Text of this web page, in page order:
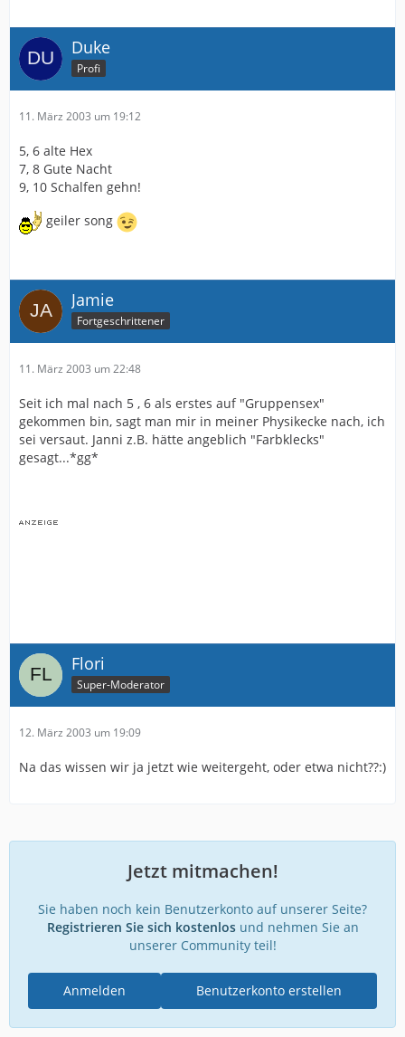
Duke
Profi
11. März 2003 um 19:12
5, 6 alte Hex
7, 8 Gute Nacht
9, 10 Schalfen gehn!
geiler song
Jamie
Fortgeschrittener
11. März 2003 um 22:48
Seit ich mal nach 5 , 6 als erstes auf "Gruppensex"
gekommen bin, sagt man mir in meiner Physikecke nach, ich
sei versaut. Janni z.B. hätte angeblich "Farbklecks"
gesagt...*gg*
Flori
Super-Moderator
12. März 2003 um 19:09
Na das wissen wir ja jetzt wie weitergeht, oder etwa nicht??:)
Jetzt mitmachen!
Sie haben noch kein Benutzerkonto auf unserer Seite?
Registrieren Sie sich kostenlosund nehmen Sie an
unserer Community teil!
Benutzerkonto erstellen
Anmelden